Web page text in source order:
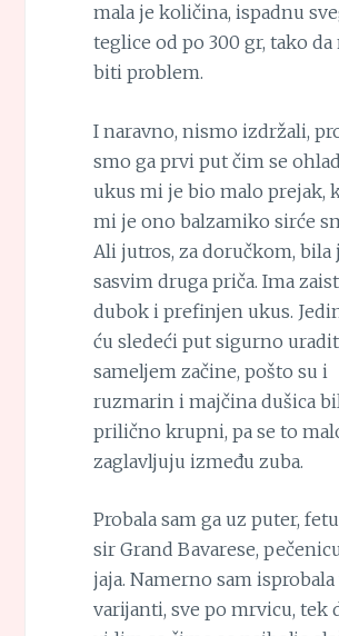
mala je količina, ispadnu
teglice od po 300 gr, tako da
biti problem.
I naravno, nismo izdržali,
smo ga prvi put čim se
ukus mi je bio malo prejak,
mi je ono balzamiko sirće
Ali jutros, za doručkom, bila
sasvim druga priča. Ima
dubok i prefinjen ukus.
ću sledeći put sigurno
sameljem začine, pošto su i
ruzmarin i majčina dušica
prilično krupni, pa se to
zaglavljuju između zuba.
Probala sam ga uz puter,
sir Grand Bavarese,
jaja. Namerno sam isprobala
varijanti, sve po mrvicu, tek